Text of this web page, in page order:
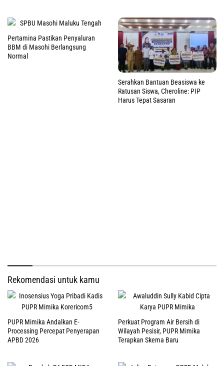
Pertamina Pastikan Penyaluran
BBM di Masohi Berlangsung
Normal
Serahkan Bantuan Beasiswa ke
Ratusan Siswa, Cheroline: PIP
Harus Tepat Sasaran
Rekomendasi untuk kamu
PUPR Mimika Andalkan E-
Processing Percepat Penyerapan
APBD 2026
Perkuat Program Air Bersih di
Wilayah Pesisir, PUPR Mimika
Terapkan Skema Baru